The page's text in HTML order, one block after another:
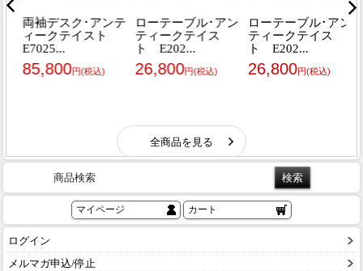
商品検索
マイページ カート
ログイン
メルマガ申込/停止